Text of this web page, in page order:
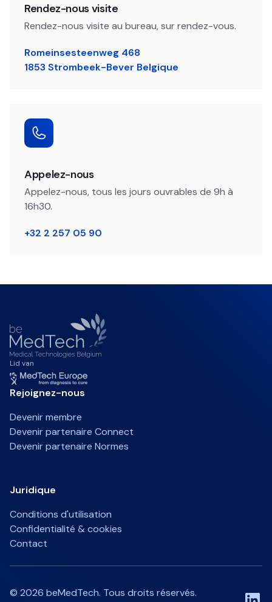
Rendez-nous visite
Rendez-nous visite au bureau, sur rendez-vous.
Romeinsesteenweg 468
1853 Strombeek-Bever Belgique
Appelez-nous
Appelez-nous, tous les jours ouvrables de 9h à
16h30.
+32 2 257 05 90
Lid van
Rejoignez-nous
Devenir membre
Devenir partenaire Connect
Devenir partenaire Normes
Juridique
Conditions d'utilisation
Confidentialité & cookies
Contact
© 2026 beMedTech. Tous droits réservés.